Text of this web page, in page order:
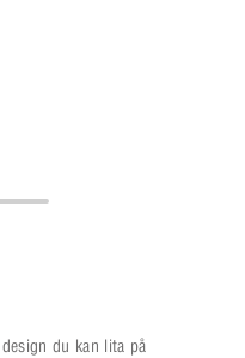
du kan lita på